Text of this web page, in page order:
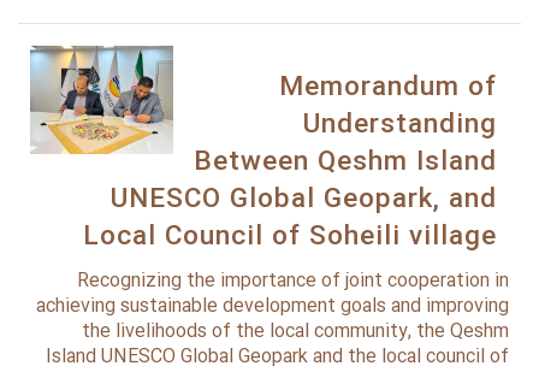
Memorandum of
Understanding
Between Qeshm Island
UNESCO Global Geopark, and
Local Council of Soheili village
Recognizing the importance of joint cooperation in
achieving sustainable development goals and improving
the livelihoods of the local community, the Qeshm
Island UNESCO Global Geopark and the local council of